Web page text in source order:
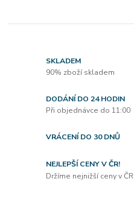
SKLADEM
90% zboží skladem
DODÁNÍ DO 24 HODIN
Při objednávce do 11:00
VRÁCENÍ DO 30 DNŮ
NEJLEPŠÍ CENY V ČR!
Držíme nejnižší ceny v ČR